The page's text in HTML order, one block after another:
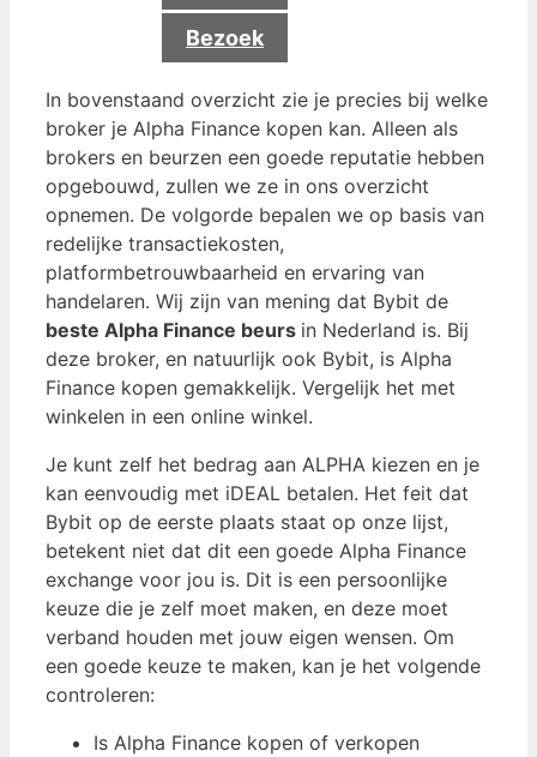
Bezoek
In bovenstaand overzicht zie je precies bij welke
broker je Alpha Finance kopen kan. Alleen als
brokers en beurzen een goede reputatie hebben
opgebouwd, zullen we ze in ons overzicht
opnemen. De volgorde bepalen we op basis van
redelijke transactiekosten,
platformbetrouwbaarheid en ervaring van
handelaren. Wij zijn van mening dat Bybit de
beste Alpha Finance beurs in Nederland is. Bij
deze broker, en natuurlijk ook Bybit, is Alpha
Finance kopen gemakkelijk. Vergelijk het met
winkelen in een online winkel.
Je kunt zelf het bedrag aan ALPHA kiezen en je
kan eenvoudig met iDEAL betalen. Het feit dat
Bybit op de eerste plaats staat op onze lijst,
betekent niet dat dit een goede Alpha Finance
exchange voor jou is. Dit is een persoonlijke
keuze die je zelf moet maken, en deze moet
verband houden met jouw eigen wensen. Om
een ​​goede keuze te maken, kan je het volgende
controleren:
Is Alpha Finance kopen of verkopen